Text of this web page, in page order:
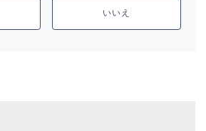
いいえ